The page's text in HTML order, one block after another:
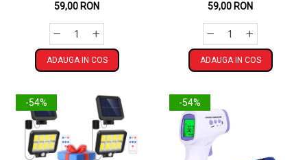
59,00 RON
ADAUGA IN COS
59,00 RON
ADAUGA IN COS
-54% -54%